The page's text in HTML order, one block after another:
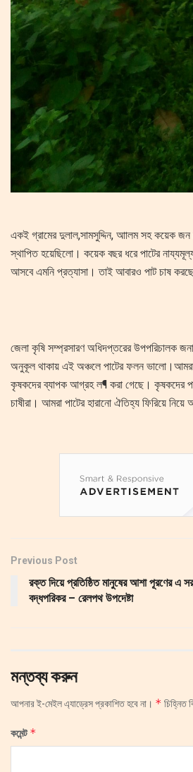
একই গ্রামের দুলাল,সামসুদ্দিন, আালম সহ কয়েক
স্থাপিত হয়েছিলো। কয়েক বছর ধরে পাটের
আসবে এমনি প্রত্যাসা। তাই আবারও পাট চাষ
জেলা কৃষি সম্প্রসারণ অধিদপ্তরের উপপরিচালক
অনুকূল থাকায় এই অঞ্চলে পাটের ফলন ভালো।আমরা
কৃষকদের ব্যাপক আগ্রহ ল¶ করা গেছে। কৃষকদের
চাষীরা। আমরা পাটের হারানো ঐতিহ্য ফিরিয়ে
Previous Post
রক্ত দিয়ে প্রতিষ্ঠিত মানুষের আশা পূরণের এ
বদ্ধপরিকর – রেলপথ উপদেষ্টা
মন্তব্য করুন
আপনার ই-মেইল এ্যাড্রেস প্রকাশিত হবে না। * চিহ্নিত
কমেন্ট*